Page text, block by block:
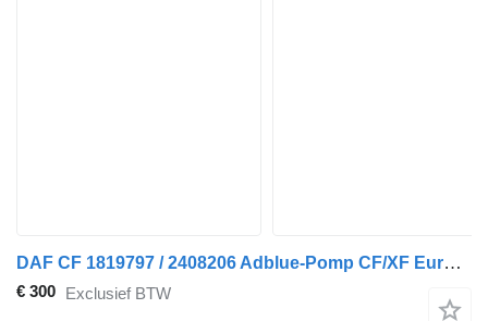
DAF CF 1819797 / 2408206 Adblue-Pomp CF/XF Euro 6 voor DAF CF / XF EURO 6 vrachtwagen
€ 300 Exclusief BTW